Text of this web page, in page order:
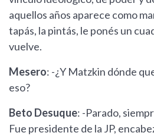
aquellos años aparece como
tapás, la pintás, le ponés un
vuelve.
Mesero: -¿Y Matzkin dónde
eso?
Beto Desuque: -Parado,
Fue presidente de la JP,